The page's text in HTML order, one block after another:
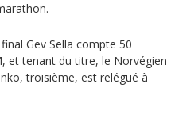
Gev Sella compte 50
et tenant du titre, le Norvégien
troisième, est relégué à